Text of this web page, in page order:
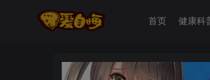
首页 健康科